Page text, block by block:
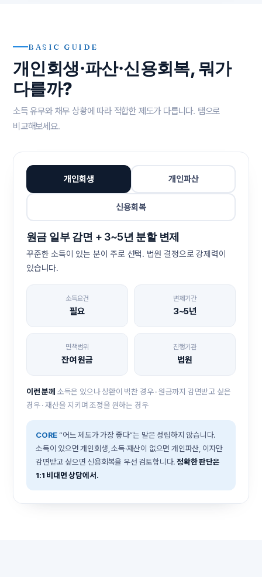
BASIC GUIDE
개인회생·파산·신용회복, 뭐가
다를까?
소득 유무와 채무 상황에 따라 적합한 제도가 다릅니다. 탭으로
비교해보세요.
개인회생 개인파산
신용회복
원금 일부 감면 + 3~5년 분할 변제
꾸준한 소득이 있는 분이 주로 선택. 법원 결정으로 강제력이
있습니다.
소득요건
필요
변제기간
3~5년
면책범위
잔여 원금
진행기관
법원
이런 분께 소득은 있으나 상환이 벅찬 경우 · 원금까지 감면받고 싶은
경우 · 재산을 지키며 조정을 원하는 경우
CORE“어느 제도가 가장 좋다”는 말은 성립하지 않습니다.
소득이 있으면 개인회생, 소득·재산이 없으면 개인파산, 이자만
감면받고 싶으면 신용회복을 우선 검토합니다.정확한 판단은
1:1 비대면 상담에서.